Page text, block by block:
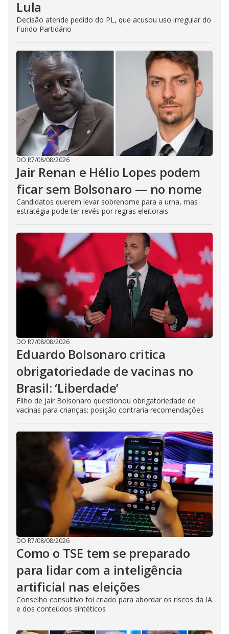
Lula
Decisão atende pedido do PL, que acusou uso irregular do
Fundo Partidário
DO R7/08/08/2026
Jair Renan e Hélio Lopes podem
ficar sem Bolsonaro — no nome
Candidatos querem levar sobrenome para a urna, mas
estratégia pode ter revés por regras eleitorais
DO R7/08/08/2026
Eduardo Bolsonaro critica
obrigatoriedade de vacinas no
Brasil: ‘Liberdade’
Filho de Jair Bolsonaro questionou obrigatoriedade de
vacinas para crianças; posição contraria recomendações
DO R7/08/08/2026
Como o TSE tem se preparado
para lidar com a inteligência
artificial nas eleições
Conselho consultivo foi criado para abordar os riscos da IA
e dos conteúdos sintéticos